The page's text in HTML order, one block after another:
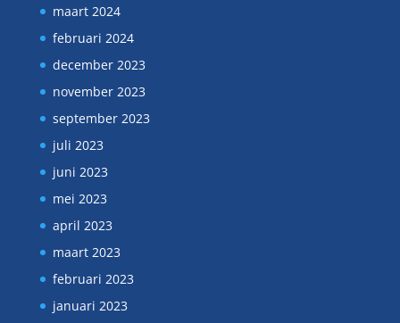
maart 2024
februari 2024
december 2023
november 2023
september 2023
juli 2023
juni 2023
mei 2023
april 2023
maart 2023
februari 2023
januari 2023